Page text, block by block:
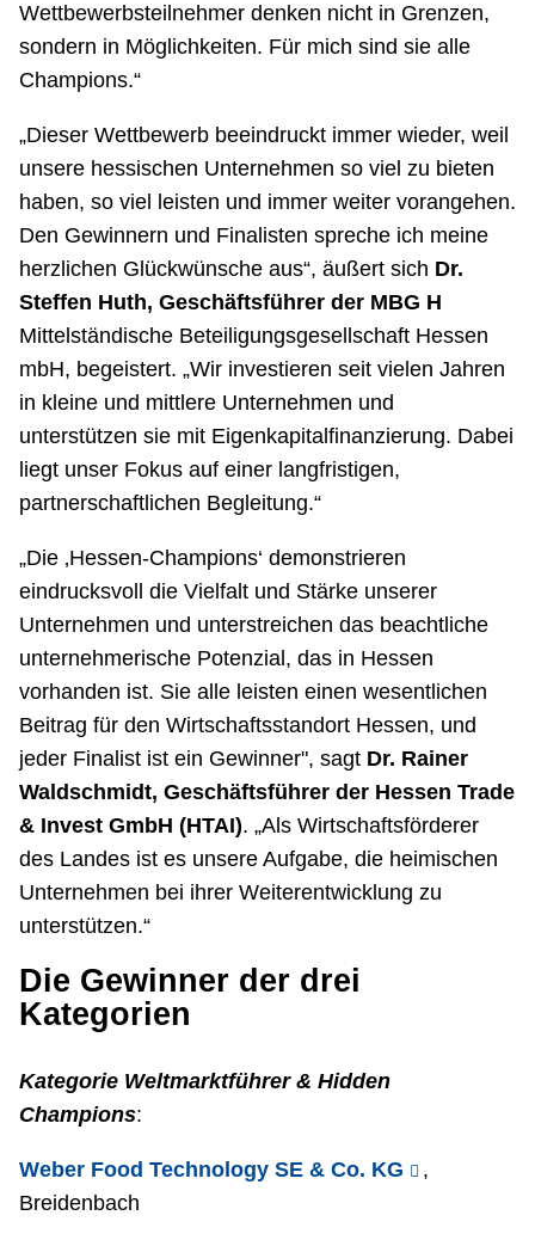
Wettbewerbsteilnehmer denken nicht in Grenzen,
sondern in Möglichkeiten. Für mich sind sie alle
Champions.“
„Dieser Wettbewerb beeindruckt immer wieder, weil
unsere hessischen Unternehmen so viel zu bieten
haben, so viel leisten und immer weiter vorangehen.
Den Gewinnern und Finalisten spreche ich meine
herzlichen Glückwünsche aus“, äußert sich Dr.
Steffen Huth, Geschäftsführer der MBG H
Mittelständische Beteiligungsgesellschaft Hessen
mbH, begeistert. „Wir investieren seit vielen Jahren
in kleine und mittlere Unternehmen und
unterstützen sie mit Eigenkapitalfinanzierung. Dabei
liegt unser Fokus auf einer langfristigen,
partnerschaftlichen Begleitung.“
„Die ‚Hessen-Champions‘ demonstrieren
eindrucksvoll die Vielfalt und Stärke unserer
Unternehmen und unterstreichen das beachtliche
unternehmerische Potenzial, das in Hessen
vorhanden ist. Sie alle leisten einen wesentlichen
Beitrag für den Wirtschaftsstandort Hessen, und
jeder Finalist ist ein Gewinner", sagt Dr. Rainer
Waldschmidt, Geschäftsführer der Hessen Trade
& Invest GmbH (HTAI). „Als Wirtschaftsförderer
des Landes ist es unsere Aufgabe, die heimischen
Unternehmen bei ihrer Weiterentwicklung zu
unterstützen.“
Die Gewinner der drei
Kategorien
Kategorie Weltmarktführer & Hidden
Champions:
Weber Food Technology SE & Co. KG
,
Breidenbach